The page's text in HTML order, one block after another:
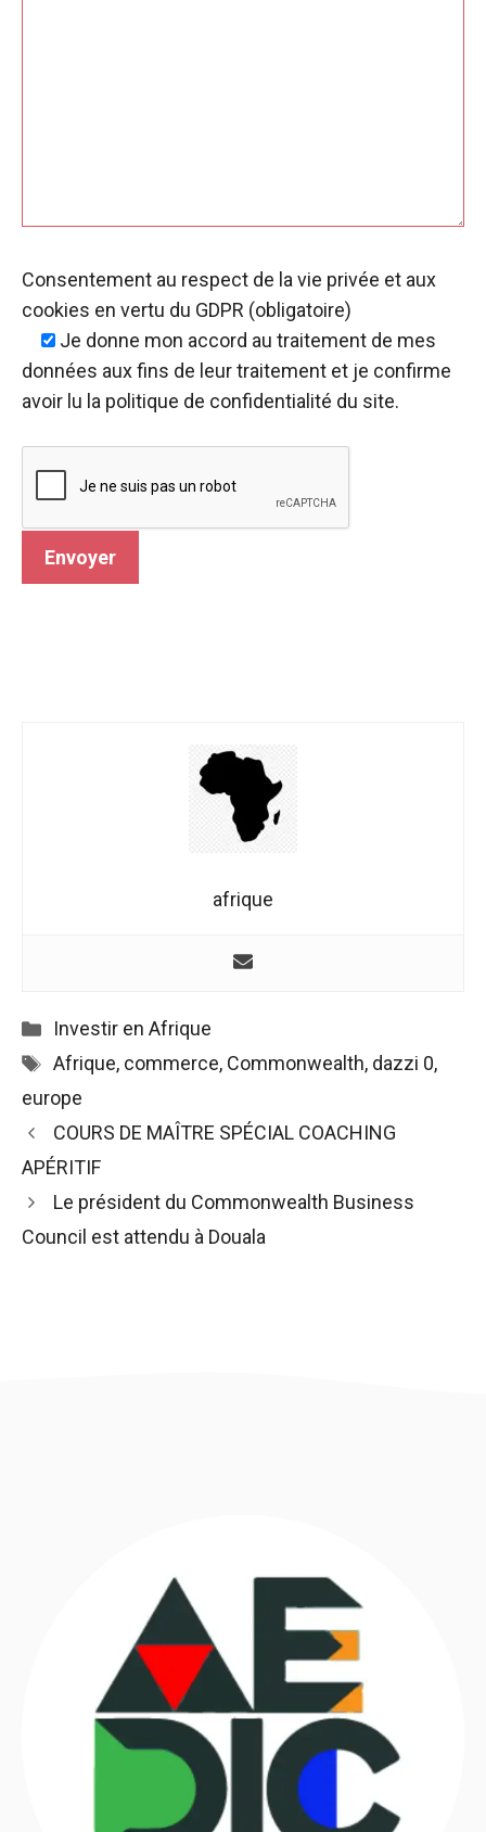
Consentement au respect de la vie privée et aux
cookies en vertu du GDPR (obligatoire)
Je donne mon accord au traitement de mes
données aux fins de leur traitement et je confirme
avoir lu la politique de confidentialité du site.
afrique
Catégories
Investir en Afrique
Étiquettes
Afrique, commerce, Commonwealth, dazzi 0,
europe
Navigation
des
COURS DE MAÎTRE SPÉCIAL COACHING
APÉRITIF
Le président du Commonwealth Business
Council est attendu à Douala